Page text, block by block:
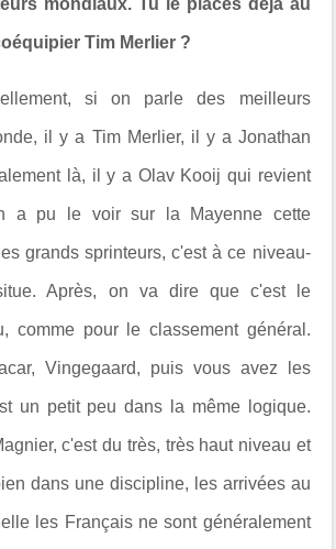
Tim Merlier ?
si on parle des meilleurs
il y a Tim Merlier, il y a Jonathan
là, il y a Olav Kooij qui revient
a pu le voir sur la Mayenne cette
grands sprinteurs, c'est à ce niveau-
Après, on va dire que c'est le
comme pour le classement général.
Vingegaard, puis vous avez les
un petit peu dans la même logique.
c'est du très, très haut niveau et
dans une discipline, les arrivées au
les Français ne sont généralement